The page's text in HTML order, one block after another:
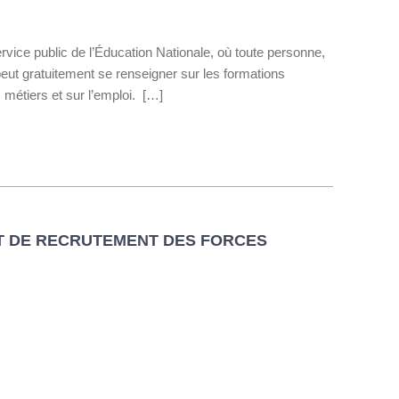
public de l’Éducation Nationale, où toute personne,
gratuitement se renseigner sur les formations
métiers et sur l’emploi. […]
DE RECRUTEMENT DES FORCES